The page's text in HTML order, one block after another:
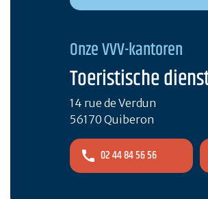
Onze VVV-kantoren
Toeristische
14 rue de Verdun
56170 Quiberon
02 44 84 56 56